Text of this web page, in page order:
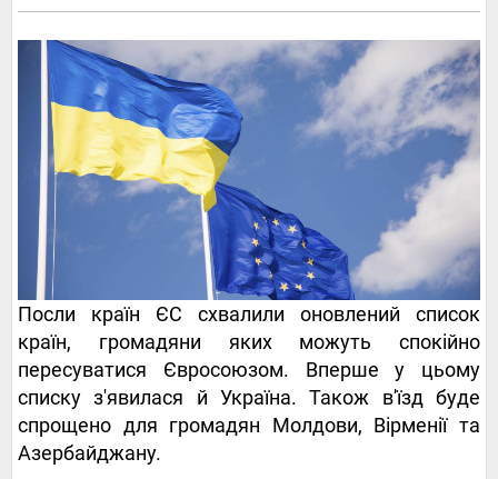
Посли країн ЄС схвалили оновлений список
країн, громадяни яких можуть спокійно
пересуватися Євросоюзом. Вперше у цьому
списку з'явилася й Україна. Також в'їзд буде
спрощено для громадян Молдови, Вірменії та
Азербайджану.